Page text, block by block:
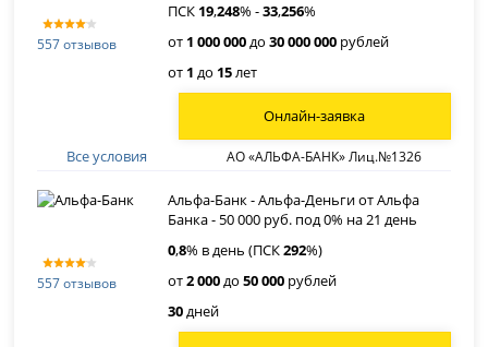
557 отзывов
ПСК 19,248% -33,256%
от 1 000 000до30 000 000 рублей
от 1 до 15лет
Все условия АО «АЛЬФА-БАНК» Лиц.№1326
Онлайн-заявка
557 отзывов
Альфа-Банк - Альфа-Деньги от Альфа
Банка - 50 000 руб. под 0% на 21 день
0,8% в день (ПСК292%)
от2 000до50 000 рублей
30дней